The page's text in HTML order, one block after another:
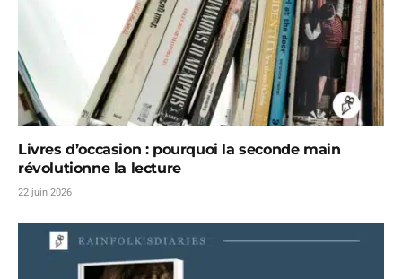
Livres d’occasion : pourquoi la seconde main
révolutionne la lecture
22 juin 2026